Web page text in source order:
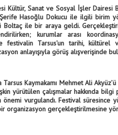
Kültür, Sanat ve Sosyal İşler Dairesi
Hasoğlu Dokucu ile ilgili birim
Boltaç ile bir araya geldi.
kurumlar arası
festivalin Tarsus’un tarihi,
anlayışıyla görüş alışverişinde
Kaymakamı Mehmet Ali
yürütülen çalışmalar hakkında bilgi
vurgulandı. Festival süresince
organizasyon gerçekleştirilmesine